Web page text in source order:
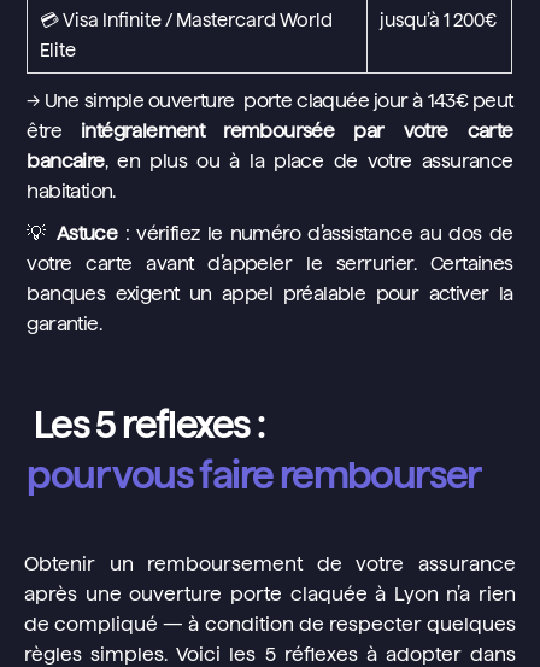
💳 Visa Infinite / Mastercard World
Elite
jusqu’à 1 200€
→ Une simple ouverture porte claquée jour à 143€ peut
être intégralement remboursée par votre carte
bancaire, en plus ou à la place de votre assurance
habitation.
💡 Astuce: vérifiez le numéro d’assistance au dos de
votre carte avant d’appeler le serrurier. Certaines
banques exigent un appel préalable pour activer la
garantie.
Les 5 reflexes :
pour vous faire rembourser
Obtenir un remboursement de votre assurance
après une ouverture porte claquée à Lyon n’a rien
de compliqué — à condition de respecter quelques
règles simples. Voici les 5 réflexes à adopter dans